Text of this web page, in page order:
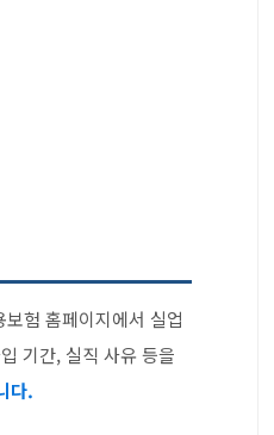
보험 홈페이지에서 실업
기간, 실직 사유 등을
다.